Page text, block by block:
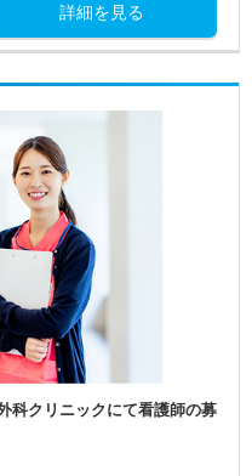
詳細を見る
科クリニックにて看護師の募